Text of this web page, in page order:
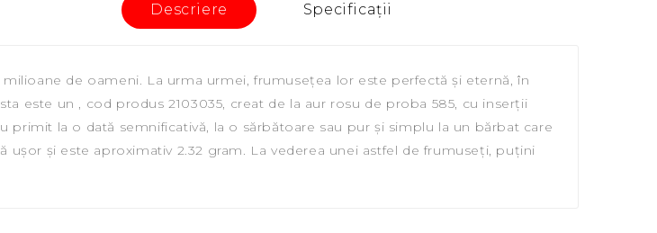
Descriere Specificaţii
de oameni. La urma urmei, frumusețea lor este perfectă și eternă, în
este un , сod produs 2103035, creat de la aur rosu de proba 585, cu inserții
primit la o dată semnificativă, la o sărbătoare sau pur și simplu la un bărbat care
și este aproximativ 2.32 gram. La vederea unei astfel de frumuseți, puțini